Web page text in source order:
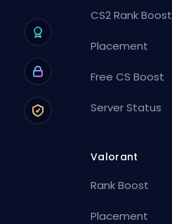
CS2 Rank Boost
Placement
Free CS Boost
Server Status
Valorant
Rank Boost
Placement